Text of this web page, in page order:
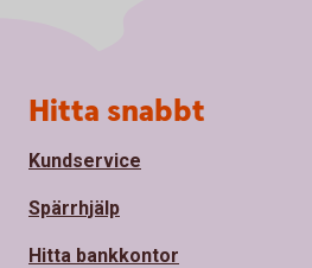
Sidfot
Hitta snabbt
Kundservice
Spärrhjälp
Hitta bankkontor